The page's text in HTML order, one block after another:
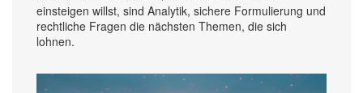
einsteigen willst, sind Analytik, sichere Formulierung und
rechtliche Fragen die nächsten Themen, die sich
lohnen.